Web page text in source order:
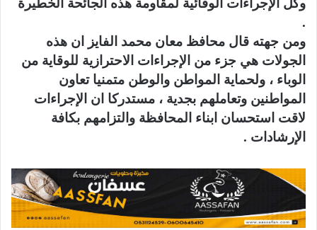
وكل الإجراءات الوقائية لمقاومة هذه الجائحة الخطيرة
.
ومن جهته قال محافظ معان محمد الفايز ان هذه
الجولات هي جزء من الإجراءات الاحترازية للوقاية من
الوباء ، ولحماية المواطن والوطن متمنيا تعاون
المواطنين وتعاملهم بجدية ، مستدركا ان الإجراءات
لاقت استحسان ابناء المحافظة والتزامهم بكافة
الإرشادات .